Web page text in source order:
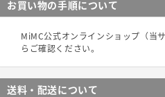
お買い物の手順について
MiMC公式オンラインショップ（当
らご確認ください。
送料・配送について